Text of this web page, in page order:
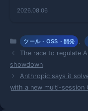
ェントの新
2026.08.06
カ
テ
ゴ
リ
ー
ツール・OSS・開発 、
The race to regulate
showdown
Anthropic says it
with a new multi-session